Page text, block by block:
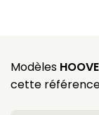
Modèles
cette